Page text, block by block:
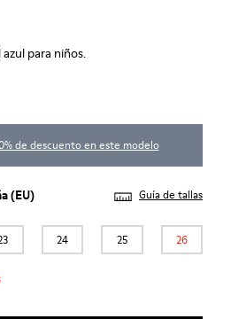
para niños.
de descuento en este modelo
(EU) Guía de tallas
24 25 26